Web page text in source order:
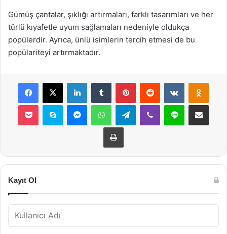
Gümüş çantalar, şıklığı artırmaları, farklı tasarımları ve her
türlü kıyafetle uyum sağlamaları nedeniyle oldukça
popülerdir. Ayrıca, ünlü isimlerin tercih etmesi de bu
popülariteyi artırmaktadır.
Facebook
X LinkedInTumblr PinterestReddit VKontakte
Pocket Skype MessengerWhatsAppTelegramViber Line E-Posta ile
Yazdır
Kayıt Ol